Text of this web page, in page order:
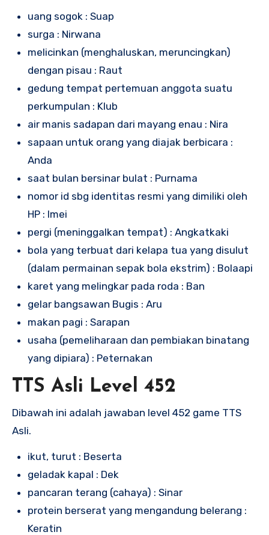
uang sogok : Suap
surga : Nirwana
melicinkan (menghaluskan, meruncingkan)
dengan pisau : Raut
gedung tempat pertemuan anggota suatu
perkumpulan : Klub
air manis sadapan dari mayang enau : Nira
sapaan untuk orang yang diajak berbicara :
Anda
saat bulan bersinar bulat : Purnama
nomor id sbg identitas resmi yang dimiliki oleh
HP : Imei
pergi (meninggalkan tempat) : Angkatkaki
bola yang terbuat dari kelapa tua yang disulut
(dalam permainan sepak bola ekstrim) : Bolaapi
karet yang melingkar pada roda : Ban
gelar bangsawan Bugis : Aru
makan pagi : Sarapan
usaha (pemeliharaan dan pembiakan binatang
yang dipiara) : Peternakan
TTS Asli Level 452
Dibawah ini adalah jawaban level 452 game TTS
Asli.
ikut, turut : Beserta
geladak kapal : Dek
pancaran terang (cahaya) : Sinar
protein berserat yang mengandung belerang :
Keratin